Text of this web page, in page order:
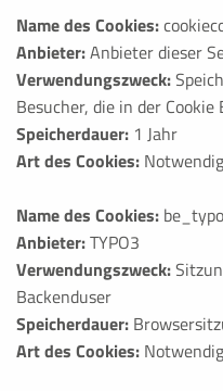
Name des Cookies:
Anbieter:Anbieter dieser
Verwendungszweck:
Besucher, die in der
Speicherdauer: 1 Jahr
Art des Cookies:
Name des Cookies:
Anbieter:TYPO3
Verwendungszweck:
Backenduser
Speicherdauer:
Art des Cookies:
einzelnen Cookies
bis zu 2 Jahre